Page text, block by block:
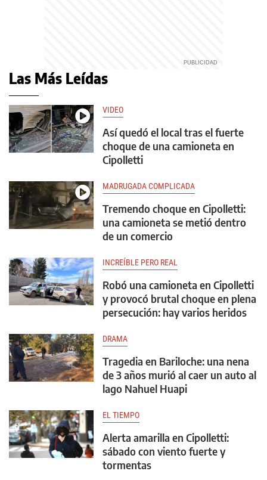
Las Más Leídas
VIDEO
Así quedó el local tras el fuerte
choque de una camioneta en
Cipolletti
MADRUGADA COMPLICADA
Tremendo choque en Cipolletti:
una camioneta se metió dentro
de un comercio
INCREÍBLE PERO REAL
Robó una camioneta en Cipolletti
y provocó brutal choque en plena
persecución: hay varios heridos
DRAMA
Tragedia en Bariloche: una nena
de 3 años murió al caer un auto al
lago Nahuel Huapi
EL TIEMPO
Alerta amarilla en Cipolletti:
sábado con viento fuerte y
tormentas